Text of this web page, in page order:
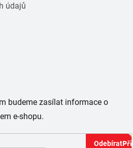
údajů
budeme zasílat informace o
e-shopu.